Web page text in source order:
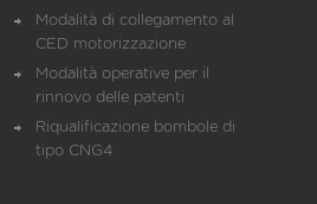
Modalità di collegamento al
CED motorizzazione
Modalità operative per il
rinnovo delle patenti
Riqualificazione bombole di
tipo CNG4